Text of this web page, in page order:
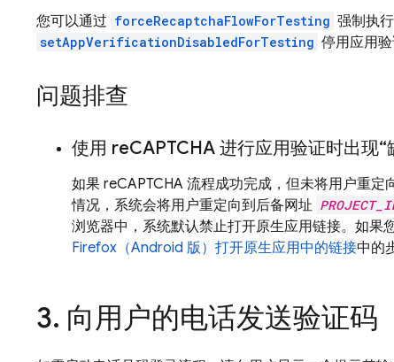
您可以通过 forceRecaptchaFlowForTesting 强制执
setAppVerificationDisabledForTesting 停用应用
问题排查
使用 reCAPTCHA 进行应用验证时出现“
如果 reCAPTCHA 流程成功完成，但未将用户重
情况，系统会将用户重定向到后备网址
浏览器中，系统默认禁止打开原生应用链接。如果
Firefox（Android 版）打开原生应用中的链接中的
向用户的电话发送验证码